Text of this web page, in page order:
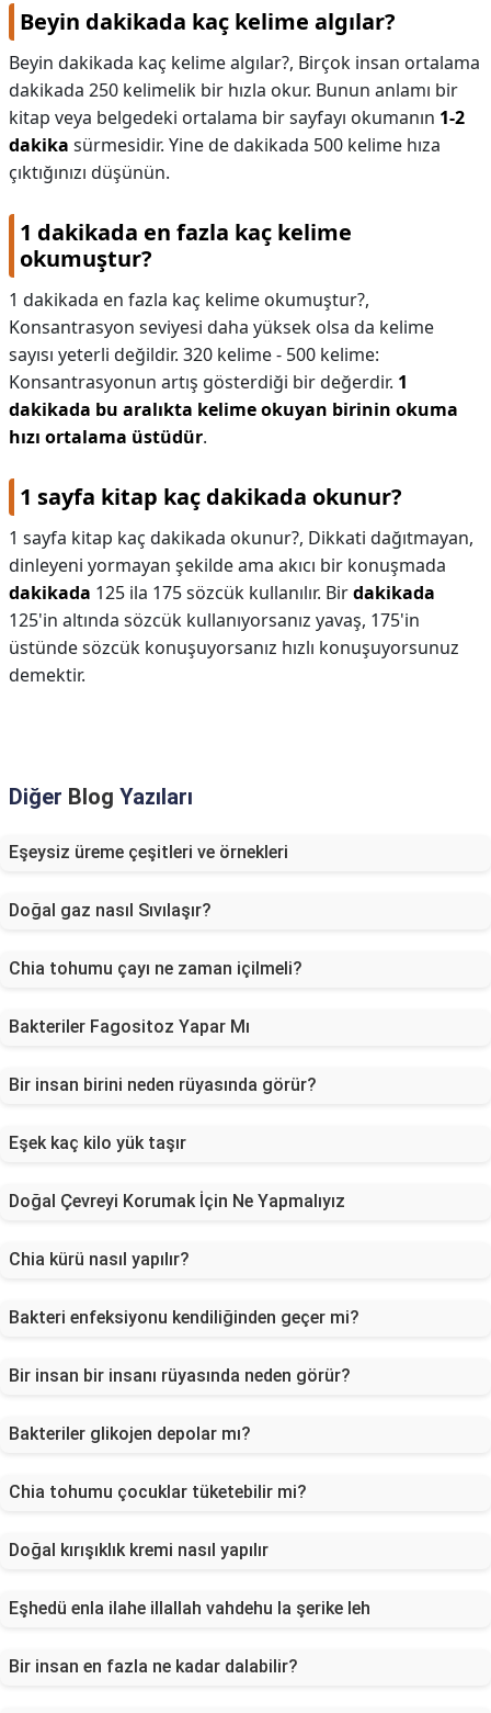
Beyin dakikada kaç kelime algılar?
Beyin dakikada kaç kelime algılar?, Birçok insan ortalama
dakikada 250 kelimelik bir hızla okur. Bunun anlamı bir
kitap veya belgedeki ortalama bir sayfayı okumanın 1-2
dakika sürmesidir. Yine de dakikada 500 kelime hıza
çıktığınızı düşünün.
1 dakikada en fazla kaç kelime
okumuştur?
1 dakikada en fazla kaç kelime okumuştur?,
Konsantrasyon seviyesi daha yüksek olsa da kelime
sayısı yeterli değildir. 320 kelime - 500 kelime:
Konsantrasyonun artış gösterdiği bir değerdir. 1
dakikada bu aralıkta kelime okuyan birinin okuma
hızı ortalama üstüdür.
1 sayfa kitap kaç dakikada okunur?
1 sayfa kitap kaç dakikada okunur?, Dikkati dağıtmayan,
dinleyeni yormayan şekilde ama akıcı bir konuşmada
dakikada 125 ila 175 sözcük kullanılır. Birdakikada
125'in altında sözcük kullanıyorsanız yavaş, 175'in
üstünde sözcük konuşuyorsanız hızlı konuşuyorsunuz
demektir.
Diğer Blog Yazıları
Eşeysiz üreme çeşitleri ve örnekleri
Doğal gaz nasıl Sıvılaşır?
Chia tohumu çayı ne zaman içilmeli?
Bakteriler Fagositoz Yapar Mı
Bir insan birini neden rüyasında görür?
Eşek kaç kilo yük taşır
Doğal Çevreyi Korumak İçin Ne Yapmalıyız
Chia kürü nasıl yapılır?
Bakteri enfeksiyonu kendiliğinden geçer mi?
Bir insan bir insanı rüyasında neden görür?
Bakteriler glikojen depolar mı?
Chia tohumu çocuklar tüketebilir mi?
Doğal kırışıklık kremi nasıl yapılır
Eşhedü enla ilahe illallah vahdehu la şerike leh
Bir insan en fazla ne kadar dalabilir?